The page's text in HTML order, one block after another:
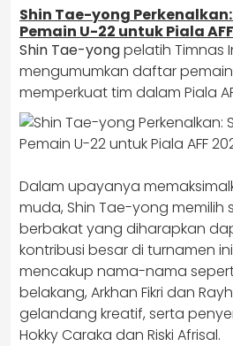
Shin Tae-yong
Pemain U-22 untuk Piala
​Shin Tae-yongpelatih Timnas
mengumumkan daftar
memperkuat tim dalam Piala
Dalam upayanya
muda, Shin Tae-yong memilih
berbakat yang diharapkan
kontribusi besar di turnamen
mencakup nama-nama
belakang, Arkhan Fikri dan
gelandang kreatif, serta
Hokky Caraka dan Riski Afrisal.